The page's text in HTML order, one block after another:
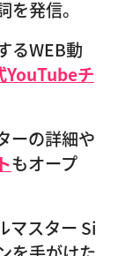
発信。
るWEB動
YouTubeチ
ーの詳細や
もオープ
マスター Si